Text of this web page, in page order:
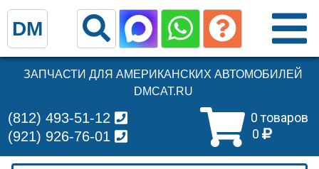
ЗАПЧАСТИ ДЛЯ АМЕРИКАНСКИХ АВТОМОБИЛЕЙ
DMCAT.RU
0 товаров
0
(812) 493-51-12
(921) 926-76-01
DM